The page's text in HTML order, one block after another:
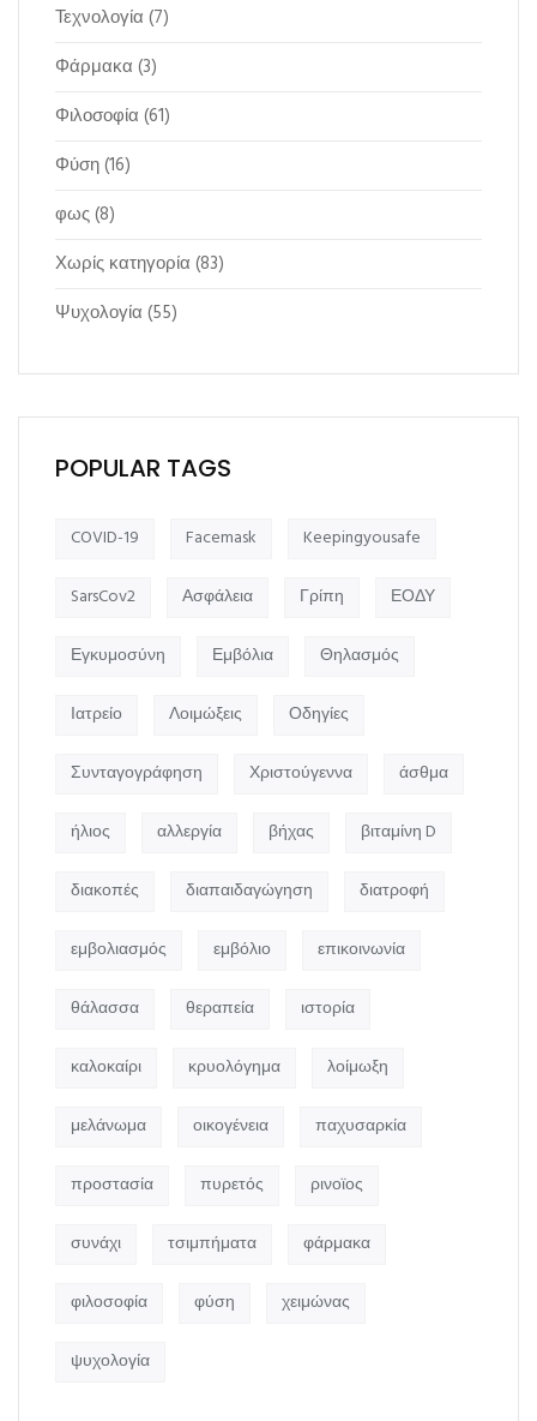
Τεχνολογία (7)
Φάρμακα (3)
Φιλοσοφία (61)
Φύση(16)
φως(8)
Χωρίς κατηγορία (83)
Ψυχολογία (55)
POPULAR TAGS
COVID-19 Facemask Keepingyousafe
SarsCov2 Ασφάλεια Γρίπη ΕΟΔΥ
Εγκυμοσύνη Εμβόλια Θηλασμός
Ιατρείο Λοιμώξεις Οδηγίες
Συνταγογράφηση Χριστούγεννα άσθμα
ήλιος αλλεργία βήχας βιταμίνη D
διακοπές διαπαιδαγώγηση διατροφή
εμβολιασμός εμβόλιο επικοινωνία
θάλασσα θεραπεία ιστορία
καλοκαίρι κρυολόγημα λοίμωξη
μελάνωμα οικογένεια παχυσαρκία
προστασία πυρετός ρινοϊος
συνάχι τσιμπήματα φάρμακα
φιλοσοφία φύση χειμώνας
ψυχολογία